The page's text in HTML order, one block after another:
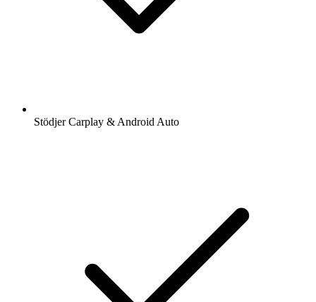
Stödjer Carplay & Android Auto